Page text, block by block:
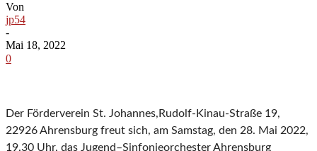
Von
jp54
-
Mai 18, 2022
0
Der Förderverein St. Johannes,Rudolf-Kinau-Straße 19,
22926 Ahrensburg freut sich, am Samstag, den 28. Mai 2022,
19.30 Uhr, das Jugend–Sinfonieorchester Ahrensburg